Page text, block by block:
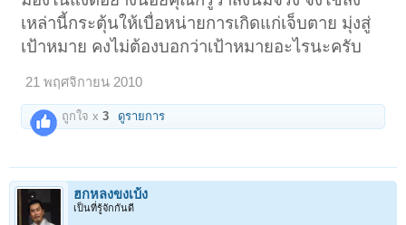
เหล่านี้กระตุ้นให้เบื่อหน่ายการเกิดแก่เจ็บตาย มุ่งสู่
เป้าหมาย คงไม่ต้องบอกว่าเป้าหมายอะไรนะครับ
21 พฤศจิกายน 2010
ถูกใจ x3 ดูรายการ
ฮกหลงขงเบ้ง
เป็นที่รู้จักกันดี